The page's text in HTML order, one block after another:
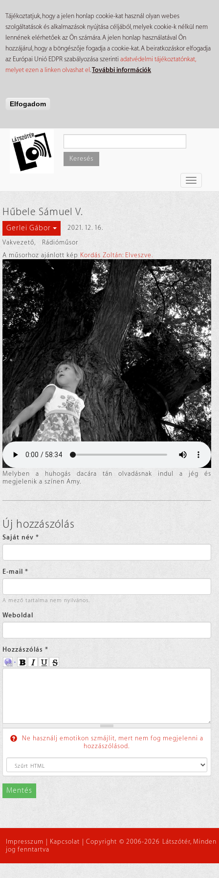
Tájékoztatjuk, hogy a jelen honlap cookie-kat használ olyan webes
szolgáltatások és alkalmazások nyújtása céljából, melyek cookie-k nélkül nem
lennének elérhetőek az Ön számára. A jelen honlap használatával Ön
hozzájárul, hogy a böngészője fogadja a cookie-kat. A beiratkozáskor elfogadja
az Európai Unió EDPR szabályozása szerintiadatvédelmi tájékoztatónkat,
melyet ezen a linken olvashat el.További információk
Elfogadom
tartalomra
Keresés
Toggle
Hűbele Sámuel V.
Gerlei Gábor
2021. 12. 16.
Vakvezető,
Rádióműsor
A műsorhoz ajánlott kép Kordás Zoltán: Elveszve.
Melyben a huhogás dacára tán olvadásnak indul a jég és
megjelenik a színen Amy.
Új hozzászólás
Saját név *
E-mail *
A mező tartalma nem nyilvános.
Weboldal
Hozzászólás *
Ne használj emotikon szmájlit, mert nem fog megjelenni a
hozzászólásod.
Mentés
Impresszum Kapcsolat
Copyright © 2006-2026 Látszótér, Minden
jog fenntartva